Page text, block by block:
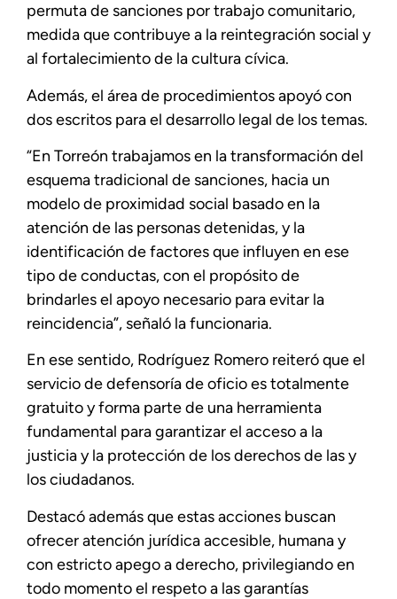
permuta de sanciones por trabajo comunitario,
medida que contribuye a la reintegración social y
al fortalecimiento de la cultura cívica.
Además, el área de procedimientos apoyó con
dos escritos para el desarrollo legal de los temas.
“En Torreón trabajamos en la transformación del
esquema tradicional de sanciones, hacia un
modelo de proximidad social basado en la
atención de las personas detenidas, y la
identificación de factores que influyen en ese
tipo de conductas, con el propósito de
brindarles el apoyo necesario para evitar la
reincidencia”, señaló la funcionaria.
En ese sentido, Rodríguez Romero reiteró que el
servicio de defensoría de oficio es totalmente
gratuito y forma parte de una herramienta
fundamental para garantizar el acceso a la
justicia y la protección de los derechos de las y
los ciudadanos.
Destacó además que estas acciones buscan
ofrecer atención jurídica accesible, humana y
con estricto apego a derecho, privilegiando en
todo momento el respeto a las garantías